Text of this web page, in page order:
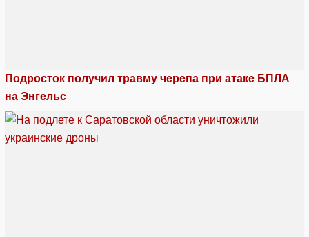
Подросток получил травму черепа при атаке БПЛА
на Энгельс